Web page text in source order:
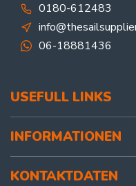
0180-612483
06-18881436
USEFULL LINKS
INFORMATIONEN
KONTAKTDATEN